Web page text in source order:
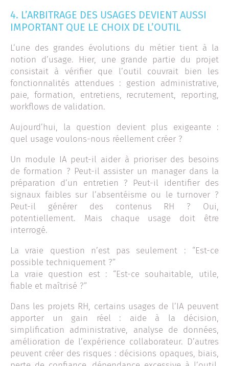
4. L’ARBITRAGE DES USAGES DEVIENT AUSSI
IMPORTANT QUE LE CHOIX DE L’OUTIL
L’une des grandes évolutions du métier tient à la
notion d’usage. Hier, une grande partie du projet
consistait à vérifier que l’outil couvrait bien les
fonctionnalités attendues : gestion administrative,
paie, formation, entretiens, recrutement, reporting,
workflows de validation.
Aujourd’hui, la question devient plus exigeante :
quel usage voulons-nous réellement créer ?
Un module IA peut-il aider à prioriser des besoins
de formation ? Peut-il assister un manager dans la
préparation d’un entretien ? Peut-il identifier des
signaux faibles sur l’absentéisme ou le turnover ?
Peut-il générer des contenus RH ? Oui,
potentiellement. Mais chaque usage doit être
interrogé.
La vraie question n’est pas seulement : “Est-ce
possible techniquement ?”
La vraie question est : “Est-ce souhaitable, utile,
fiable et maîtrisé ?”
Dans les projets RH, certains usages de l’IA peuvent
apporter un gain réel : aide à la décision,
simplification administrative, analyse de données,
amélioration de l’expérience collaborateur. D’autres
peuvent créer des risques : décisions opaques, biais,